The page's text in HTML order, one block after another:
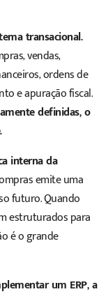
transacional.
vendas,
ordens de
e apuração fiscal.
definidas, o
interna da
emite uma
futuro. Quando
estruturados para
é o grande
um ERP, a